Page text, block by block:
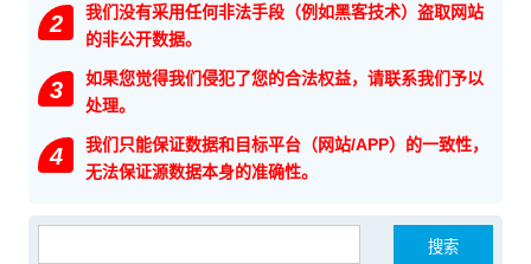
2
我们没有采用任何非法手段（例如黑客技术）盗取网站
的非公开数据。
3
如果您觉得我们侵犯了您的合法权益，请联系我们予以
处理。
4
我们只能保证数据和目标平台（网站/APP）的一致性，
无法保证源数据本身的准确性。